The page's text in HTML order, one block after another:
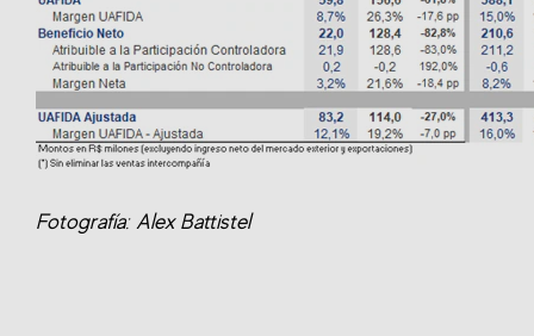
Fotografía: Alex Battistel